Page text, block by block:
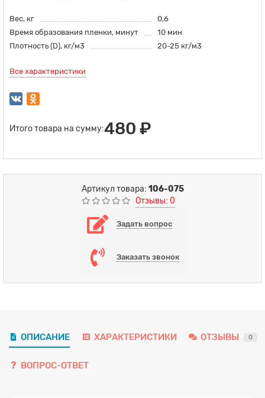
Вес, кг
0,6
Время образования пленки, минут
10 мин
Плотность (D), кг/м3
20-25 кг/м3
Все характеристики
Итого товара на сумму:480 ₽
Артикул товара: 106-075
Отзывы: 0
Задать вопрос
Заказать звонок
ОПИСАНИЕ ХАРАКТЕРИСТИКИ ОТЗЫВЫ 0
ВОПРОС-ОТВЕТ